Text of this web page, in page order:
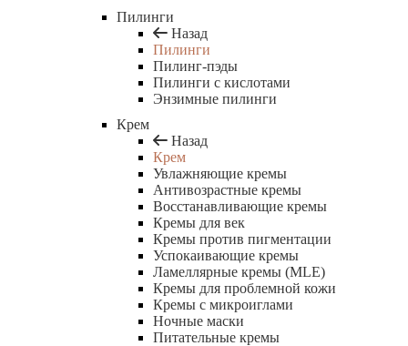
Пилинги
Назад
Пилинги
Пилинг-пэды
Пилинги с кислотами
Энзимные пилинги
Крем
Назад
Крем
Увлажняющие кремы
Антивозрастные кремы
Восстанавливающие кремы
Кремы для век
Кремы против пигментации
Успокаивающие кремы
Ламеллярные кремы (MLE)
Кремы для проблемной кожи
Кремы с микроиглами
Ночные маски
Питательные кремы